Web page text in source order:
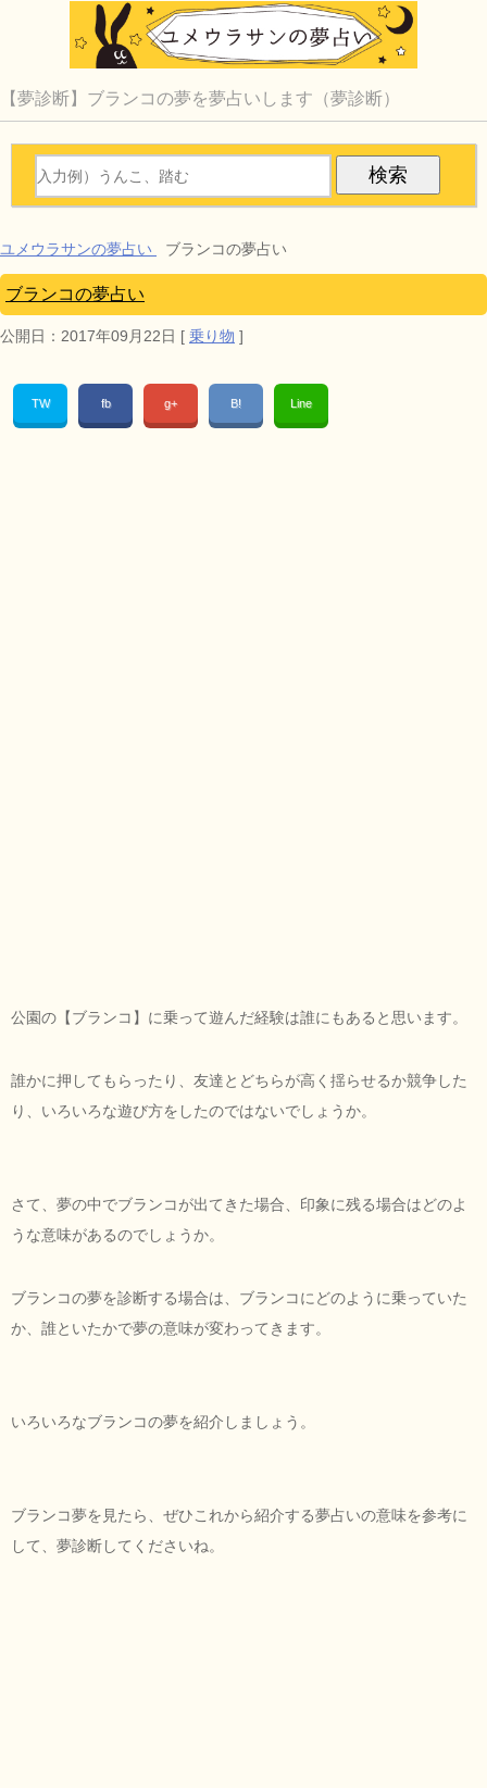
【夢診断】ブランコの夢を夢占いします（夢診断）
ユメウラサンの夢占い ブランコの夢占い
ブランコの夢占い
公開日： 2017年09月22日 [ 乗り物 ]
TW fb g+ B! Line
公園の【ブランコ】に乗って遊んだ経験は誰にもあると思います。
誰かに押してもらったり、友達とどちらが高く揺らせるか競争した
り、いろいろな遊び方をしたのではないでしょうか。
さて、夢の中でブランコが出てきた場合、印象に残る場合はどのよ
うな意味があるのでしょうか。
ブランコの夢を診断する場合は、ブランコにどのように乗っていた
か、誰といたかで夢の意味が変わってきます。
いろいろなブランコの夢を紹介しましょう。
ブランコ夢を見たら、ぜひこれから紹介する夢占いの意味を参考に
して、夢診断してくださいね。